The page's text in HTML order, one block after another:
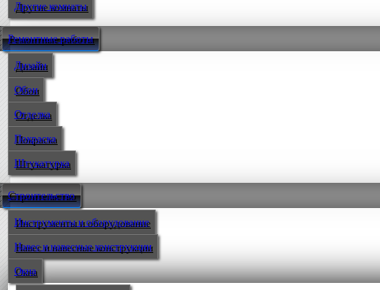
Другие комнаты
Ремонтные работы
Дизайн
Обои
Отделка
Покраска
Штукатурка
Строительство
Инструменты и оборудование
Навес и навесные конструкции
Окна